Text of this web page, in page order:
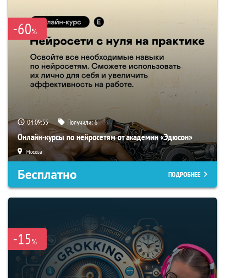
-60%
04:09:55 Получили:6
Онлайн-курсы по нейросетям от академии «Эдюсон»
Москва
Бесплатно ПОДРОБНЕЕ
-15%